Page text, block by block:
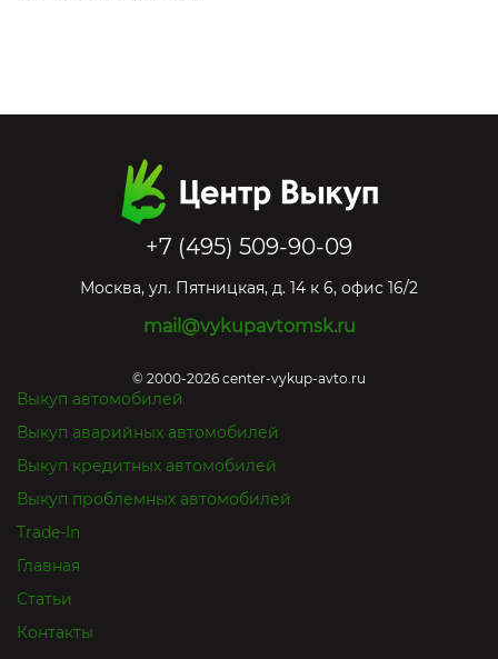
+7 (495) 509-90-09
Москва, ул. Пятницкая, д. 14 к 6, офис 16/2
mail@vykupavtomsk.ru
© 2000-2026 center-vykup-avto.ru
Выкуп автомобилей
Выкуп аварийных автомобилей
Выкуп кредитных автомобилей
Выкуп проблемных автомобилей
Trade-In
Главная
Статьи
Контакты